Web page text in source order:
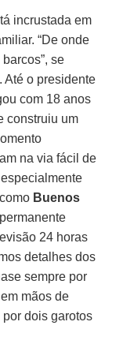
incrustada em
“De onde
se
. Até o presidente
com 18 anos
construiu um
na via fácil de
Buenos
24 horas
detalhes dos
sempre por
mãos de
dois garotos